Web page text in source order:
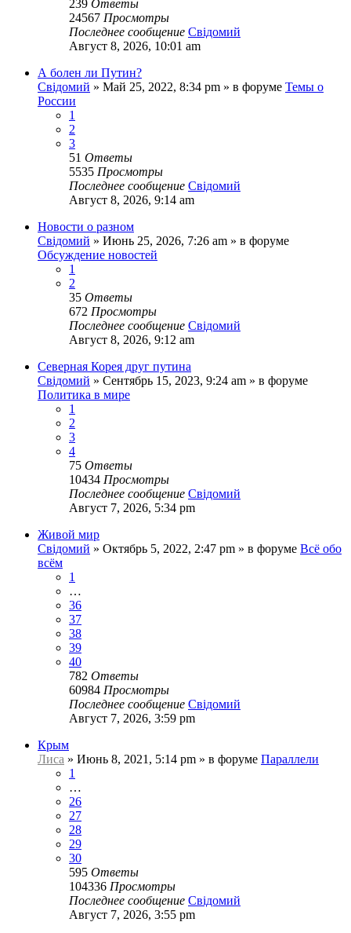
239 Ответы
24567 Просмотры
Последнее сообщение Свідомий
Август 8, 2026, 10:01 am
А болен ли Путин?
Свідомий » Май 25, 2022, 8:34 pm » в форуме Темы о
России
1
2
3
51 Ответы
5535 Просмотры
Последнее сообщение Свідомий
Август 8, 2026, 9:14 am
Новости о разном
Свідомий » Июнь 25, 2026, 7:26 am » в форуме
Обсуждение новостей
1
2
35 Ответы
672 Просмотры
Последнее сообщение Свідомий
Август 8, 2026, 9:12 am
Северная Корея друг путина
Свідомий » Сентябрь 15, 2023, 9:24 am » в форуме
Политика в мире
1
2
3
4
75 Ответы
10434 Просмотры
Последнее сообщение Свідомий
Август 7, 2026, 5:34 pm
Живой мир
Свідомий » Октябрь 5, 2022, 2:47 pm » в форуме Всё обо
всём
1
…
36
37
38
39
40
782 Ответы
60984 Просмотры
Последнее сообщение Свідомий
Август 7, 2026, 3:59 pm
Крым
Лиса » Июнь 8, 2021, 5:14 pm » в форуме Параллели
1
…
26
27
28
29
30
595 Ответы
104336 Просмотры
Последнее сообщение Свідомий
Август 7, 2026, 3:55 pm